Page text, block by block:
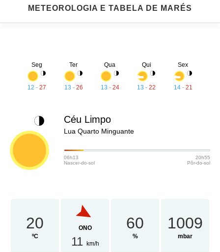
METEOROLOGIA E TABELA DE MARÉS
Lua Quarto Minguante
Céu Limpo
06h13
Nascer-do-sol
20h55
Pôr-do-sol
Seg
12 -27
Ter
13 - 26
Qua
13 - 24
Qui
13 -22
Sex
14- 21
20
ºC
ONO
11 km/h
60
%
1009
mbar